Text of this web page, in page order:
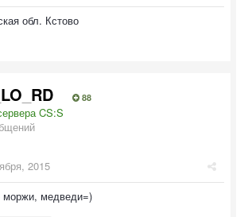
обл. Кстово
88
CS:S
2015
моржи, медведи=)